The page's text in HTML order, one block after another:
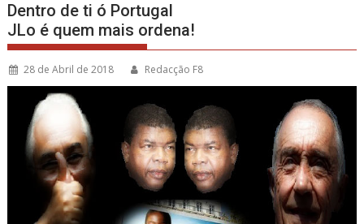
Dentro de ti ó Portugal
JLo é quem mais ordena!
28 de Abril de 2018 Redacção F8